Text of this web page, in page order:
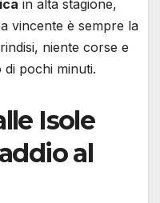
in alta stagione,
vincente è sempre la
niente corse e
pochi minuti.
Isole
al